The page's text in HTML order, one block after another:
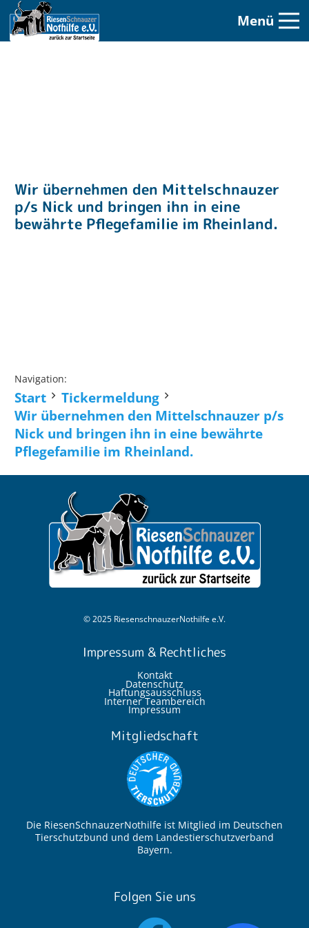
Menü
Wir übernehmen den Mittelschnauzer
p/s Nick und bringen ihn in eine
bewährte Pflegefamilie im Rheinland.
Navigation:
Start
Tickermeldung
Wir übernehmen den Mittelschnauzer p/s
Nick und bringen ihn in eine bewährte
Pflegefamilie im Rheinland.
© 2025 RiesenschnauzerNothilfe e.V.
Impressum & Rechtliches
Kontakt
Datenschutz
Haftungsausschluss
Interner Teambereich
Impressum
Mitgliedschaft
Die RiesenSchnauzerNothilfe ist Mitglied im Deutschen
Tierschutzbund und dem Landestierschutzverband
Bayern.
Folgen Sie uns